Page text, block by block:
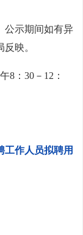
公示期间如有异
映。
8：30－12：
工作人员拟聘用